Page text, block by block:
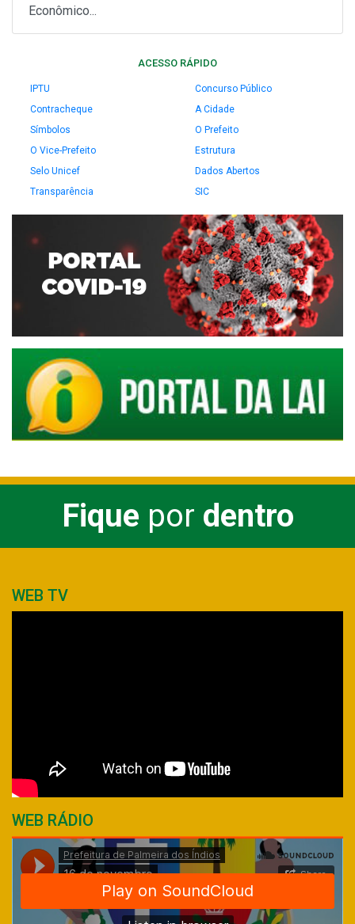
Econômico...
ACESSO RÁPIDO
IPTU
Concurso Público
Contracheque
A Cidade
Símbolos
O Prefeito
O Vice-Prefeito
Estrutura
Selo Unicef
Dados Abertos
Transparência
SIC
Fique por dentro
WEB TV
WEB RÁDIO